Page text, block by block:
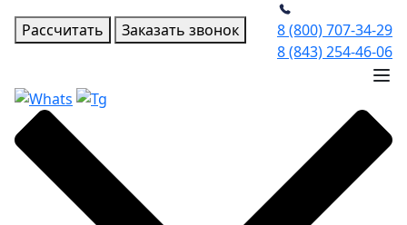
Рассчитать Заказать звонок
8 (800) 707-34-29
8 (843) 254-46-06